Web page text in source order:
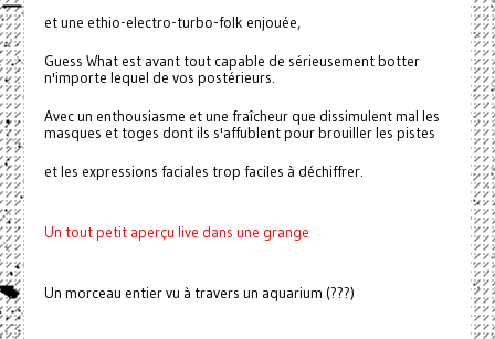
et une ethio-electro-turbo-folk enjouée,
Guess What est avant tout capable de sérieusement botter
n'importe lequel de vos postérieurs.
Avec un enthousiasme et une fraîcheur que dissimulent mal les
masques et toges dont ils s'affublent pour brouiller les pistes
et les expressions faciales trop faciles à déchiffrer.
Un tout petit aperçu live dans une grange
Un morceau entier vu à travers un aquarium (???)